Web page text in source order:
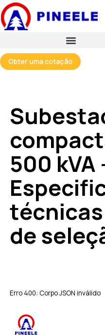
Pular
para
o
Obter uma cotação
500 kVA
de
Erro 400: Corpo JSON inválido